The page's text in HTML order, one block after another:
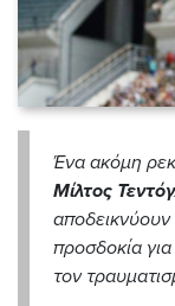
Ένα ακόμη
Μίλτος
προσδοκία
τον